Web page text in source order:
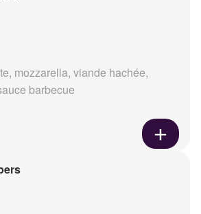
mozzarella, viande hachée,
barbecue